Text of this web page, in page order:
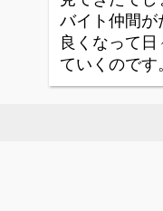
バイト仲間が
良くなって
ていくのです